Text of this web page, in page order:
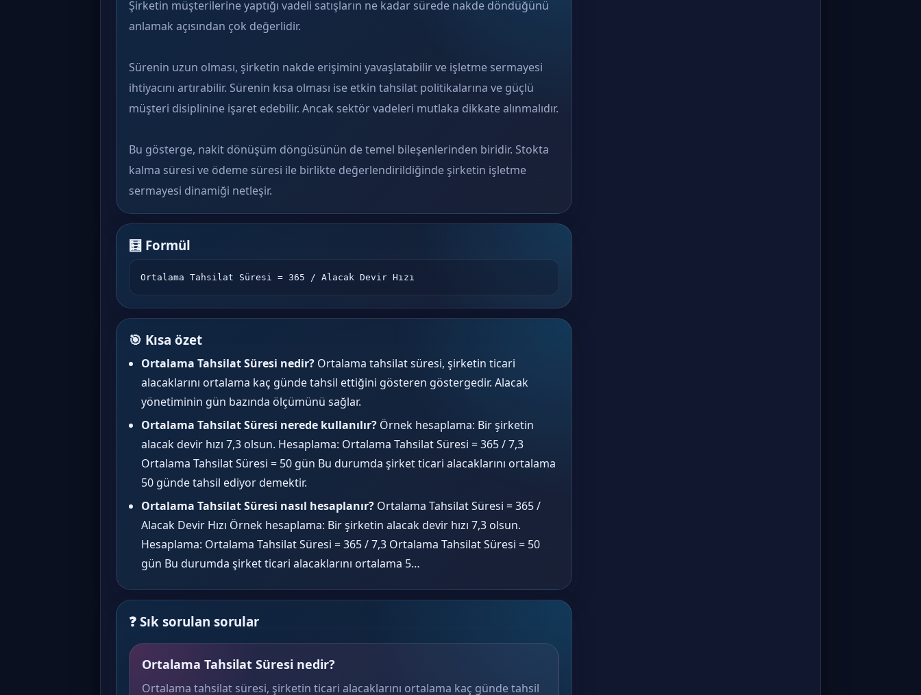
Şirketin müşterilerine yaptığı vadeli satışların ne kadar sürede nakde döndüğünü
anlamak açısından çok değerlidir.
Sürenin uzun olması, şirketin nakde erişimini yavaşlatabilir ve işletme sermayesi
ihtiyacını artırabilir. Sürenin kısa olması ise etkin tahsilat politikalarına ve güçlü
müşteri disiplinine işaret edebilir. Ancak sektör vadeleri mutlaka dikkate alınmalıdır.
Bu gösterge, nakit dönüşüm döngüsünün de temel bileşenlerinden biridir. Stokta
kalma süresi ve ödeme süresi ile birlikte değerlendirildiğinde şirketin işletme
sermayesi dinamiği netleşir.
🧮 Formül
Ortalama Tahsilat Süresi = 365 / Alacak Devir Hızı
🎯 Kısa özet
Ortalama Tahsilat Süresi nedir? Ortalama tahsilat süresi, şirketin ticari
alacaklarını ortalama kaç günde tahsil ettiğini gösteren göstergedir. Alacak
yönetiminin gün bazında ölçümünü sağlar.
Ortalama Tahsilat Süresi nerede kullanılır? Örnek hesaplama: Bir şirketin
alacak devir hızı 7,3 olsun. Hesaplama: Ortalama Tahsilat Süresi = 365 / 7,3
Ortalama Tahsilat Süresi = 50 gün Bu durumda şirket ticari alacaklarını ortalama
50 günde tahsil ediyor demektir.
Ortalama Tahsilat Süresi nasıl hesaplanır? Ortalama Tahsilat Süresi = 365 /
Alacak Devir Hızı Örnek hesaplama: Bir şirketin alacak devir hızı 7,3 olsun.
Hesaplama: Ortalama Tahsilat Süresi = 365 / 7,3 Ortalama Tahsilat Süresi = 50
gün Bu durumda şirket ticari alacaklarını ortalama 5…
❓ Sık sorulan sorular
Ortalama Tahsilat Süresi nedir?
Ortalama tahsilat süresi, şirketin ticari alacaklarını ortalama kaç günde tahsil